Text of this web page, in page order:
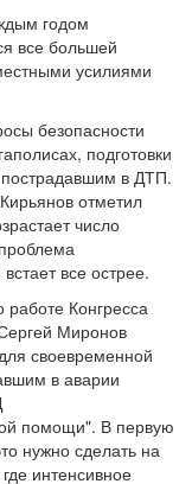
годом
все большей
усилиями
безопасности
подготовки
в ДТП.
отметил
число
все острее.
Конгресса
Миронов
своевременной
в аварии
помощи". В первую
нужно сделать на
интенсивное